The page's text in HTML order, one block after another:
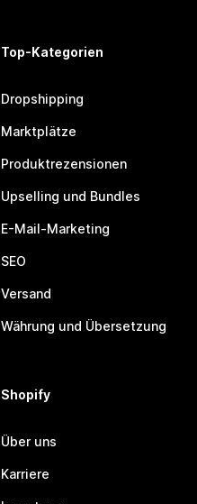
Top-Kategorien
Dropshipping
Marktplätze
Produktrezensionen
Upselling und Bundles
E-Mail-Marketing
SEO
Versand
Währung und Übersetzung
Shopify
Über uns
Karriere